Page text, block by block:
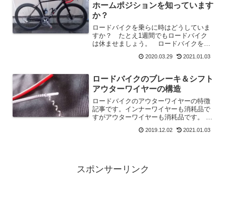
ホームポジションを知っています
か？
ロードバイクを乗らに時はどうしていま
すか？ たとえ1週間でもロードバイク
は休ませましょう。 ロードバイクを休
っています。 これが最もロードバイク
でぜひ実践してみてください。
2020.03.29 2021.01.03
ロードバイクのブレーキ＆シフト
アウターワイヤーの構造
ロードバイクのアウターワイヤーの特徴
記事です。インナーワイヤーも消耗品で
すがアウターワイヤーも消耗品です。 な
ていただけるかと思います。
2019.12.02 2021.01.03
スポンサーリンク